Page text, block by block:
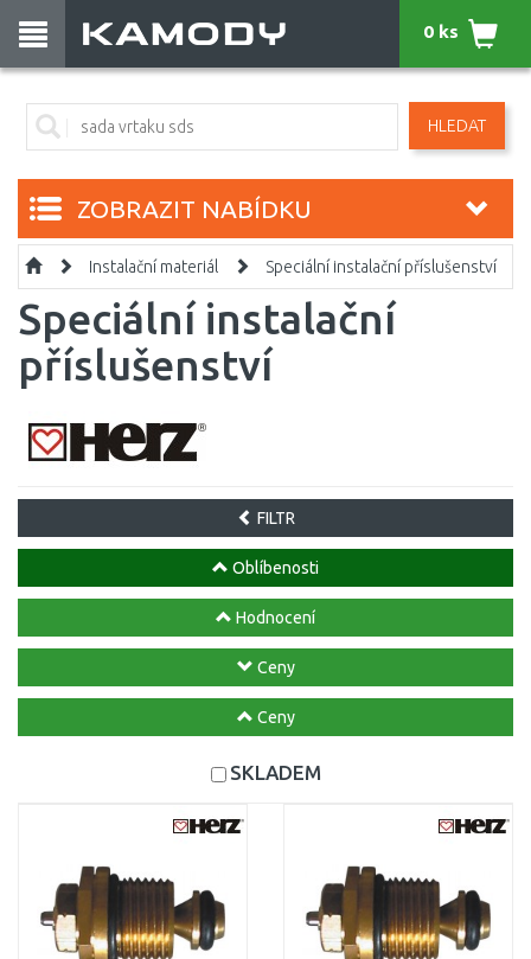
HLEDAT
0 ks
ZOBRAZIT NABÍDKU
Instalační materiál Speciální instalační příslušenství
Speciální instalační
příslušenství
FILTR
Oblíbenosti
Hodnocení
Ceny
Ceny
SKLADEM